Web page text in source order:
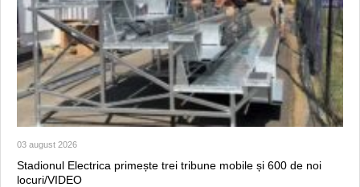
03 august 2026
Stadionul Electrica primește trei tribune mobile și 600 de noi
locuri/VIDEO